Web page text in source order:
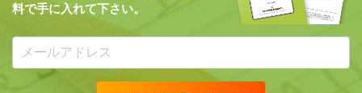
料で手に入れて下さい。